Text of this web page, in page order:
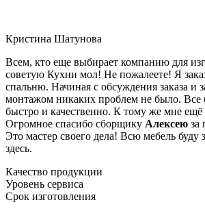
Кристина Шатунова
Всем, кто еще выбирает компанию для
советую Кухни мол! Не пожалеете! Я
спальню. Начиная с обсуждения заказа и
монтажом никаких проблем не было. Все
быстро и качественно. К тому же мне ещё
Огромное спасибо сборщику Алексею за
Это мастер своего дела! Всю мебель буду
здесь.
Качество продукции
Уровень сервиса
Срок изготовления